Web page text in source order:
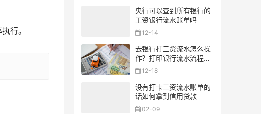
行。
央行可以查到所有银行的
工资银行流水账单吗
12-14
去银行打工资流水怎么操
作？打印银行流水流程一
览 12-18
没有打卡工资流水账单的
话如何拿到信用贷款
02-09